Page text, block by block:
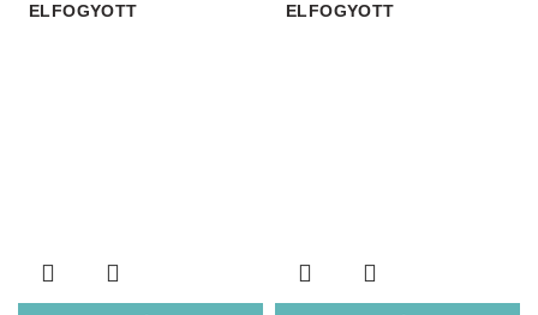
ELFOGYOTT ELFOGYOTT